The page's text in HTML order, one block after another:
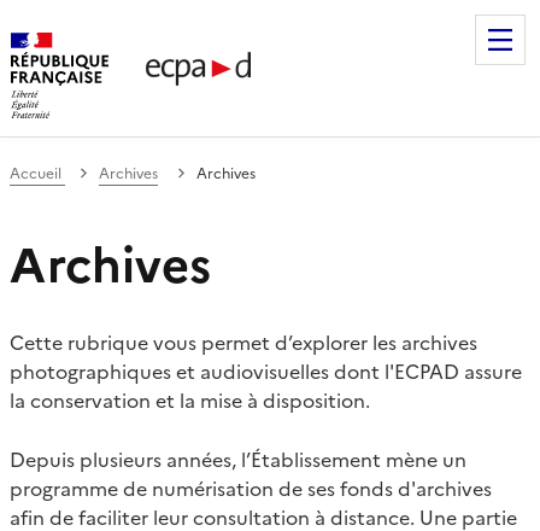
de communication et de production
Accueil Archives Archives
Archives
Cette rubrique vous permet d’explorer les archives
photographiques et audiovisuelles dont l'ECPAD assure
la conservation et la mise à disposition.
Depuis plusieurs années, l’Établissement mène un
programme de numérisation de ses fonds d'archives
afin de faciliter leur consultation à distance. Une partie